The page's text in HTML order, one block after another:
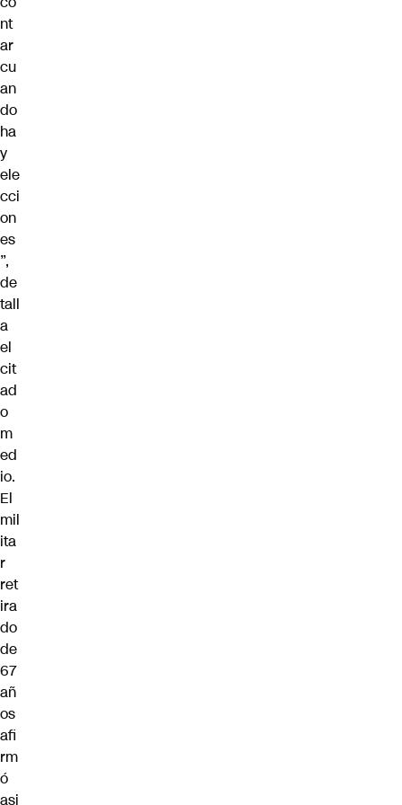
nt
ar
cu
an
do
ha
y
ele
cci
on
es
”,
de
tall
a
el
cit
ad
o
m
ed
io.
El
mil
ita
r
ret
ira
do
de
67
añ
os
afi
rm
ó
asi